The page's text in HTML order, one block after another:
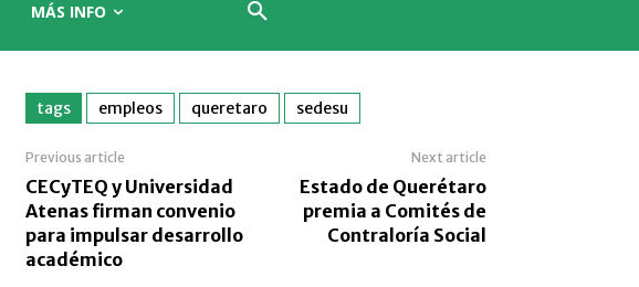
MÁS INFO
tags empleos queretaro sedesu
Previous article
CECyTEQ y Universidad
Atenas firman convenio
para impulsar desarrollo
académico
Next article
Estado de Querétaro
premia a Comités de
Contraloría Social